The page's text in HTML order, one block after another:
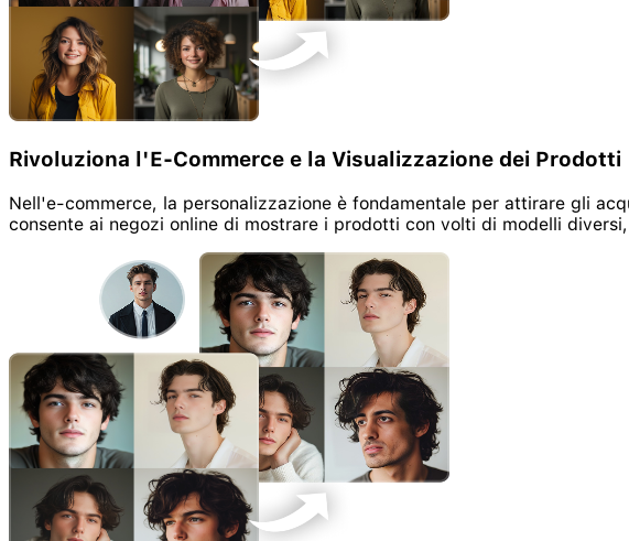
Rivoluziona l'E-Commerce e la Visualizzazione dei Prodotti
Nell'e-commerce, la personalizzazione è fondamentale per attirare gli
consente ai negozi online di mostrare i prodotti con volti di modelli